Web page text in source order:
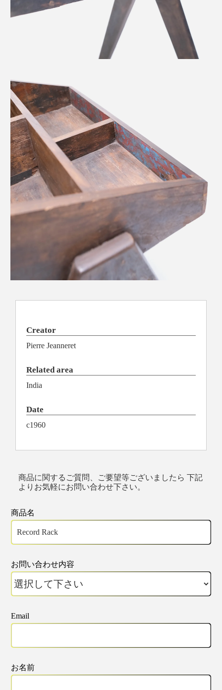
Creator
Pierre Jeanneret
Related area
India
Date
c1960
商品に関するご質問、ご要望等ございましたら 下記
よりお気軽にお問い合わせ下さい。
商品名
お問い合わせ内容
Email
お名前